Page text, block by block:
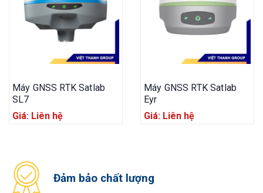
Máy GNSS RTK Satlab
SL7
Giá: Liên hệ
Máy GNSS RTK Satlab
Eyr
Giá: Liên hệ
Đảm bảo chất lượng